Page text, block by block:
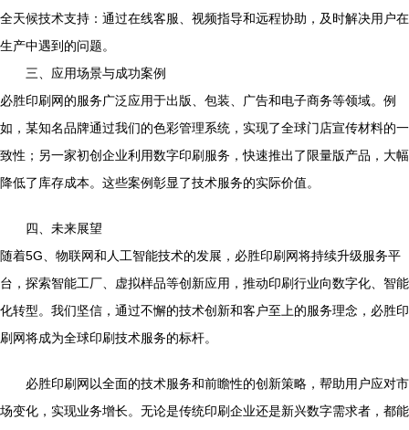
全天候技术支持：通过在线客服、视频指导和远程协助，及时解决用户在
生产中遇到的问题。
三、应用场景与成功案例
必胜印刷网的服务广泛应用于出版、包装、广告和电子商务等领域。例
如，某知名品牌通过我们的色彩管理系统，实现了全球门店宣传材料的一
致性；另一家初创企业利用数字印刷服务，快速推出了限量版产品，大幅
降低了库存成本。这些案例彰显了技术服务的实际价值。
四、未来展望
随着5G、物联网和人工智能技术的发展，必胜印刷网将持续升级服务平
台，探索智能工厂、虚拟样品等创新应用，推动印刷行业向数字化、智能
化转型。我们坚信，通过不懈的技术创新和客户至上的服务理念，必胜印
刷网将成为全球印刷技术服务的标杆。
必胜印刷网以全面的技术服务和前瞻性的创新策略，帮助用户应对市
场变化，实现业务增长。无论是传统印刷企业还是新兴数字需求者，都能